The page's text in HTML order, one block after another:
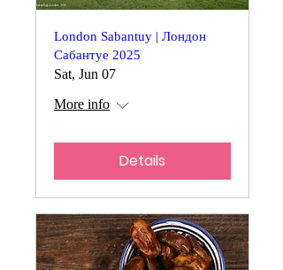
London Sabantuy | Лондон
Сабантуе 2025
Sat, Jun 07
More info
Details